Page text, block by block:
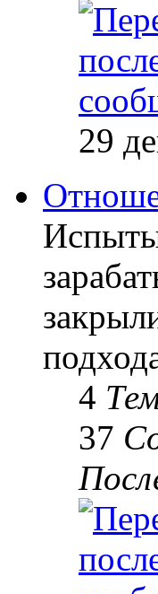
29
4
37